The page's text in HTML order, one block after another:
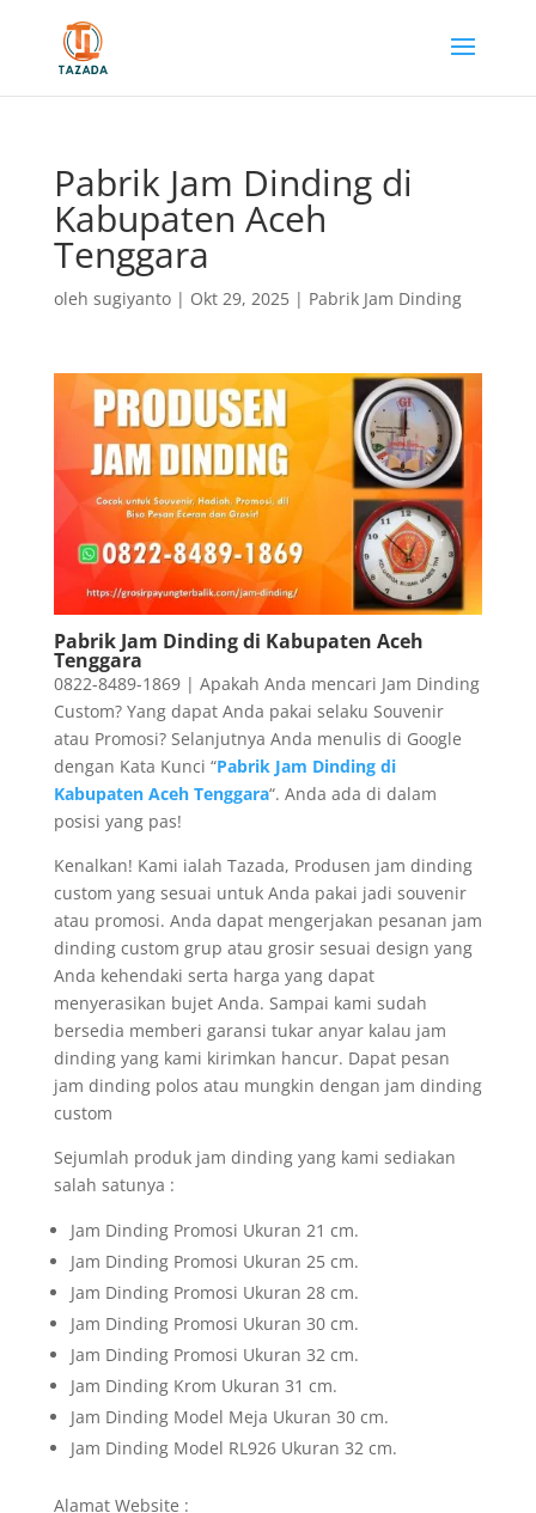
Pabrik Jam Dinding di
Kabupaten Aceh
Tenggara
oleh sugiyanto| Okt 29, 2025| Pabrik Jam Dinding
Pabrik Jam Dinding di Kabupaten Aceh
Tenggara
0822-8489-1869 | Apakah Anda mencari Jam Dinding
Custom? Yang dapat Anda pakai selaku Souvenir
atau Promosi? Selanjutnya Anda menulis di Google
dengan Kata Kunci “Pabrik Jam Dinding di
Kabupaten Aceh Tenggara“. Anda ada di dalam
posisi yang pas!
Kenalkan! Kami ialah Tazada, Produsen jam dinding
custom yang sesuai untuk Anda pakai jadi souvenir
atau promosi. Anda dapat mengerjakan pesanan jam
dinding custom grup atau grosir sesuai design yang
Anda kehendaki serta harga yang dapat
menyerasikan bujet Anda. Sampai kami sudah
bersedia memberi garansi tukar anyar kalau jam
dinding yang kami kirimkan hancur. Dapat pesan
jam dinding polos atau mungkin dengan jam dinding
custom
Sejumlah produk jam dinding yang kami sediakan
salah satunya :
Jam Dinding Promosi Ukuran 21 cm.
Jam Dinding Promosi Ukuran 25 cm.
Jam Dinding Promosi Ukuran 28 cm.
Jam Dinding Promosi Ukuran 30 cm.
Jam Dinding Promosi Ukuran 32 cm.
Jam Dinding Krom Ukuran 31 cm.
Jam Dinding Model Meja Ukuran 30 cm.
Jam Dinding Model RL926 Ukuran 32 cm.
Alamat Website :